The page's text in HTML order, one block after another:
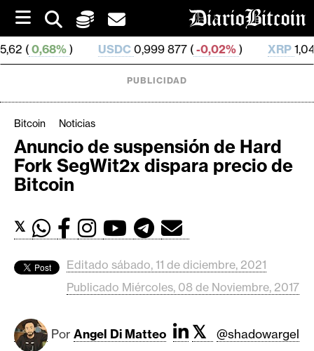
i
p
t
o
) USDC 0,999 877 (-0,02%) XRP1,04 ( 0,25%)
C
r
i
M
a
PUBLICIDAD
Bitcoin Noticias
Anuncio de suspensión de Hard
Fork SegWit2x dispara precio de
Bitcoin
𝕏
Editado sábado, 11 de diciembre, 2021
Publicado Miércoles, 08 de Noviembre, 2017
Por Angel Di Matteo 𝕏 @shadowargel